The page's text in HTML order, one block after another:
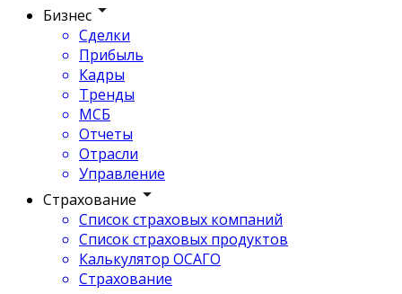
Бизнес
Сделки
Прибыль
Кадры
Тренды
МСБ
Отчеты
Отрасли
Управление
Страхование
Список страховых компаний
Список страховых продуктов
Калькулятор ОСАГО
Страхование